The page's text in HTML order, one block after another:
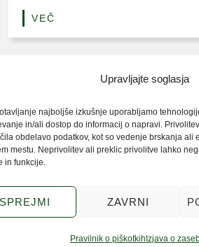
Upravljajte soglasja
najboljše izkušnje uporabljamo
in/ali dostop do informacij o napravi.
obdelavo podatkov, kot so vedenje brskanja ali
mestu. Neprivolitev ali preklic privolitve lahko
in funkcije.
SPREJMI ZAVRNI
Pravilnik o piškotkih Izjava o
VEČ
Zaplana